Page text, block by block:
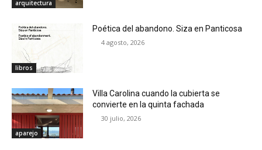
arquitectura
libros
Poética del abandono. Siza en Panticosa
4 agosto, 2026
aparejo
Villa Carolina cuando la cubierta se
convierte en la quinta fachada
30 julio, 2026